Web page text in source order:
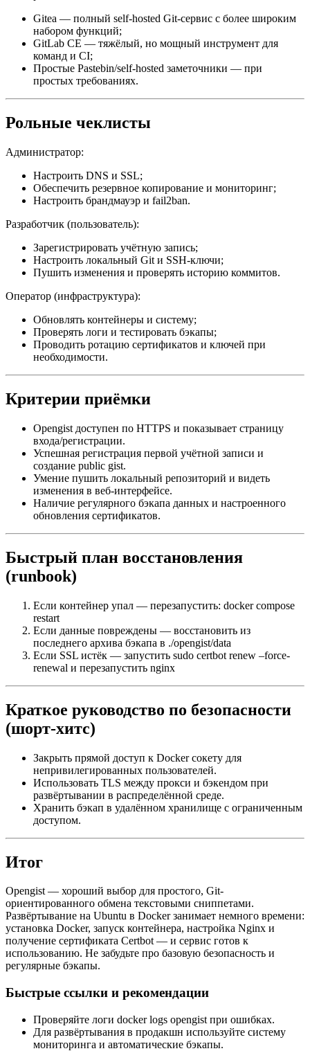
Gitea — полный self-hosted Git-сервис с более широким
набором функций;
GitLab CE — тяжёлый, но мощный инструмент для
команд и CI;
Простые Pastebin/self-hosted заметочники — при
простых требованиях.
Рольные чеклисты
Администратор:
Настроить DNS и SSL;
Обеспечить резервное копирование и мониторинг;
Настроить брандмауэр и fail2ban.
Разработчик (пользователь):
Зарегистрировать учётную запись;
Настроить локальный Git и SSH-ключи;
Пушить изменения и проверять историю коммитов.
Оператор (инфраструктура):
Обновлять контейнеры и систему;
Проверять логи и тестировать бэкапы;
Проводить ротацию сертификатов и ключей при
необходимости.
Критерии приёмки
Opengist доступен по HTTPS и показывает страницу
входа/регистрации.
Успешная регистрация первой учётной записи и
создание public gist.
Умение пушить локальный репозиторий и видеть
изменения в веб-интерфейсе.
Наличие регулярного бэкапа данных и настроенного
обновления сертификатов.
Быстрый план восстановления
(runbook)
Если контейнер упал — перезапустить: docker compose
restart
Если данные повреждены — восстановить из
последнего архива бэкапа в ./opengist/data
Если SSL истёк — запустить sudo certbot renew –force-
renewal и перезапустить nginx
Краткое руководство по безопасности
(шорт-хитс)
Закрыть прямой доступ к Docker сокету для
непривилегированных пользователей.
Использовать TLS между прокси и бэкендом при
развёртывании в распределённой среде.
Хранить бэкап в удалённом хранилище с ограниченным
доступом.
Итог
Opengist — хороший выбор для простого, Git-
ориентированного обмена текстовыми сниппетами.
Развёртывание на Ubuntu в Docker занимает немного времени:
установка Docker, запуск контейнера, настройка Nginx и
получение сертификата Certbot — и сервис готов к
использованию. Не забудьте про базовую безопасность и
регулярные бэкапы.
Быстрые ссылки и рекомендации
Проверяйте логи docker logs opengist при ошибках.
Для развёртывания в продакшн используйте систему
мониторинга и автоматические бэкапы.